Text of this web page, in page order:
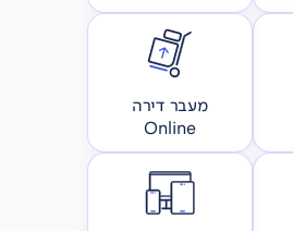
מעבר דירה
Online